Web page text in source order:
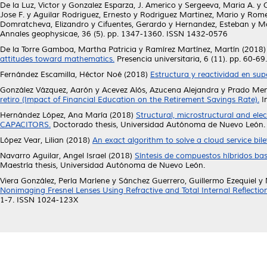
De la Luz, Victor y Gonzalez Esparza, J. Americo y Sergeeva, Maria A. y
Jose F. y Aguilar Rodriguez, Ernesto y Rodriguez Martinez, Mario y
Domratcheva, Elizandro y Cifuentes, Gerardo y Hernandez, Esteban y
Annales geophysicae, 36 (5). pp. 1347-1360. ISSN 1432-0576
De la Torre Gamboa, Martha Patricia y Ramírez Martínez, Martín
attitudes toward mathematics. Presencia universitaria, 6 (11). pp. 60-
Fernández Escamilla, Héctor Noé (2018) Estructura y reactividad en
González Vázquez, Aarón y Acevez Alós, Azucena Alejandra y Prado
retiro (Impact of Financial Education on the Retirement Savings Rate).
Hernández López, Ana María (2018) Structural, microstructural and
CAPACITORS. Doctorado thesis, Universidad Autónoma de Nuevo León.
López Vear, Lilian (2018) An exact algorithm to solve a cloud service
Navarro Aguilar, Angel Israel (2018) Síntesis de compuestos híbridos
Maestría thesis, Universidad Autónoma de Nuevo León.
Viera González, Perla Marlene y Sánchez Guerrero, Guillermo Ezequiel y
Nonimaging Fresnel Lenses Using Refractive and Total Internal
1-7. ISSN 1024-123X